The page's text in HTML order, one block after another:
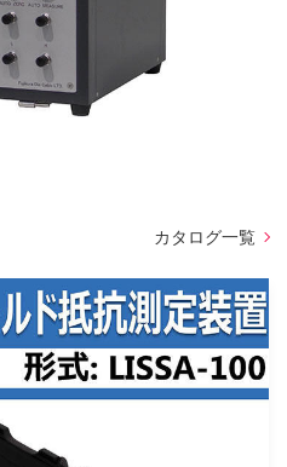
カタログ一覧